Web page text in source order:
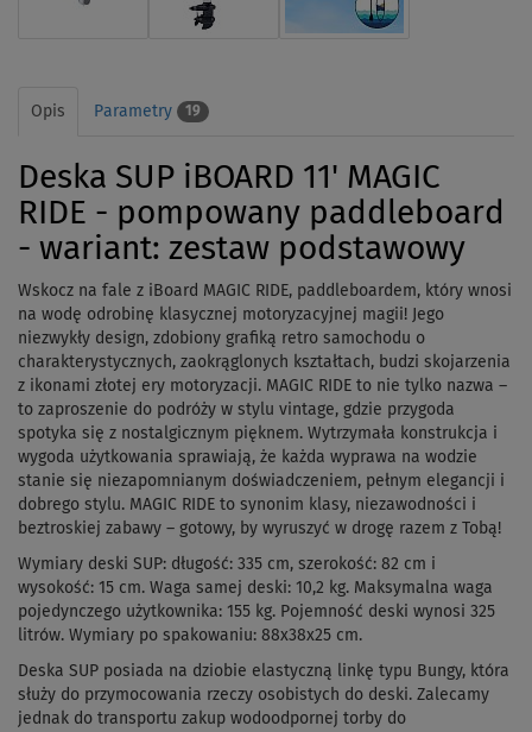
Opis Parametry 19
Deska SUP iBOARD 11' MAGIC
RIDE - pompowany paddleboard
- wariant: zestaw podstawowy
Wskocz na fale z iBoard MAGIC RIDE, paddleboardem, który wnosi
na wodę odrobinę klasycznej motoryzacyjnej magii! Jego
niezwykły design, zdobiony grafiką retro samochodu o
charakterystycznych, zaokrąglonych kształtach, budzi skojarzenia
z ikonami złotej ery motoryzacji. MAGIC RIDE to nie tylko nazwa –
to zaproszenie do podróży w stylu vintage, gdzie przygoda
spotyka się z nostalgicznym pięknem. Wytrzymała konstrukcja i
wygoda użytkowania sprawiają, że każda wyprawa na wodzie
stanie się niezapomnianym doświadczeniem, pełnym elegancji i
dobrego stylu. MAGIC RIDE to synonim klasy, niezawodności i
beztroskiej zabawy – gotowy, by wyruszyć w drogę razem z Tobą!
Wymiary deski SUP: długość: 335 cm, szerokość: 82 cm i
wysokość: 15 cm. Waga samej deski: 10,2 kg. Maksymalna waga
pojedynczego użytkownika: 155 kg. Pojemność deski wynosi 325
litrów. Wymiary po spakowaniu: 88x38x25 cm.
Deska SUP posiada na dziobie elastyczną linkę typu Bungy, która
służy do przymocowania rzeczy osobistych do deski. Zalecamy
jednak do transportu zakup wodoodpornej torby do